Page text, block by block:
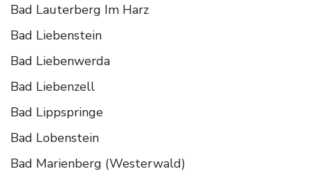
Bad Lauterberg Im Harz
Bad Liebenstein
Bad Liebenwerda
Bad Liebenzell
Bad Lippspringe
Bad Lobenstein
Bad Marienberg (Westerwald)